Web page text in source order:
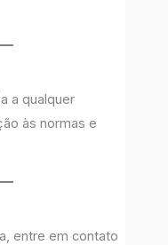
a qualquer
às normas e
entre em contato